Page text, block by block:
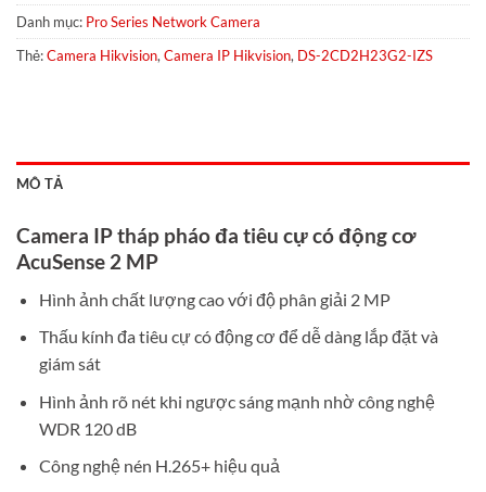
Danh mục: Pro Series Network Camera
Thẻ:Camera Hikvision,Camera IP Hikvision, DS-2CD2H23G2-IZS
MÔ TẢ
Camera IP tháp pháo đa tiêu cự có động cơ
AcuSense 2 MP
Hình ảnh chất lượng cao với độ phân giải 2 MP
Thấu kính đa tiêu cự có động cơ để dễ dàng lắp đặt và
giám sát
Hình ảnh rõ nét khi ngược sáng mạnh nhờ công nghệ
WDR 120 dB
Công nghệ nén H.265+ hiệu quả